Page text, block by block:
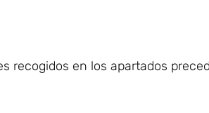
recogidos en los apartados